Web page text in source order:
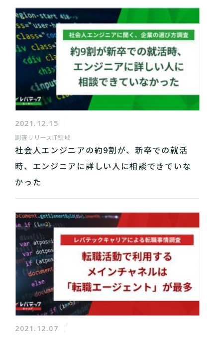
2021.12.15
調査リリース IT領域
社会人エンジニアの約9割が、新卒での就活
時、エンジニアに詳しい人に相談できていな
かった
2021.12.07